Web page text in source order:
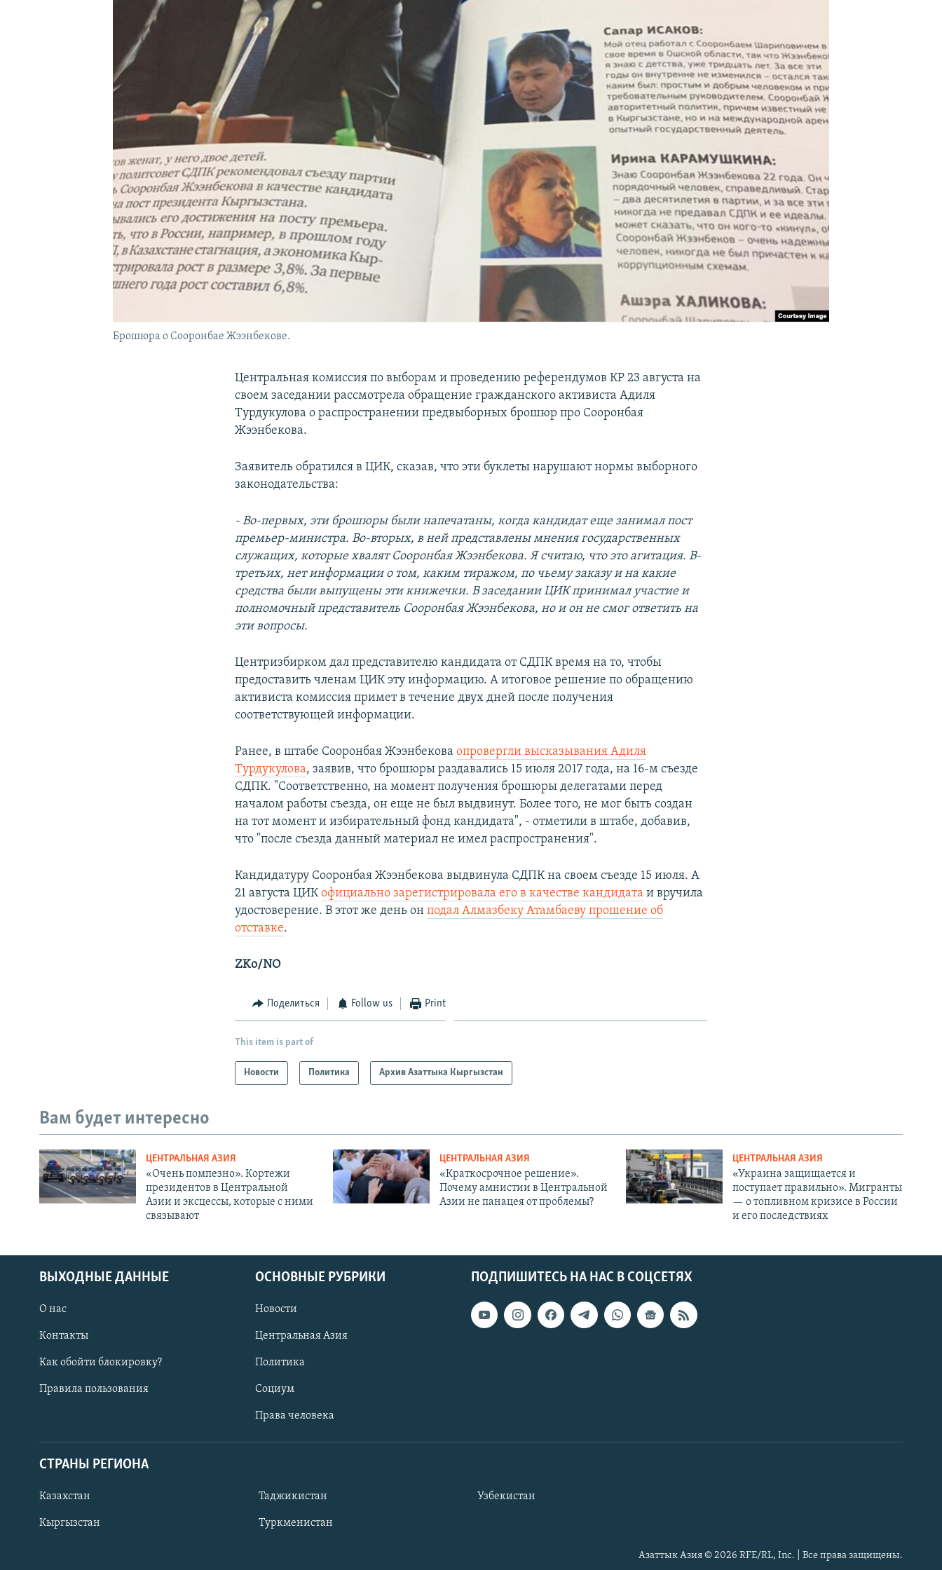
Брошюра о Сооронбае Жээнбекове.
Центральная комиссия по выборам и проведению референдумов КР 23 августа на
своем заседании рассмотрела обращение гражданского активиста Адиля
Турдукулова о распространении предвыборных брошюр про Сооронбая
Жээнбекова.
Заявитель обратился в ЦИК, сказав, что эти буклеты нарушают нормы выборного
законодательства:
- Во-первых, эти брошюры были напечатаны, когда кандидат еще занимал пост
премьер-министра. Во-вторых, в ней представлены мнения государственных
служащих, которые хвалят Сооронбая Жээнбекова. Я считаю, что это агитация. В-
третьих, нет информации о том, каким тиражом, по чьему заказу и на какие
средства были выпущены эти книжечки. В заседании ЦИК принимал участие и
полномочный представитель Сооронбая Жээнбекова, но и он не смог ответить на
эти вопросы.
Центризбирком дал представителю кандидата от СДПК время на то, чтобы
предоставить членам ЦИК эту информацию. А итоговое решение по обращению
активиста комиссия примет в течение двух дней после получения
соответствующей информации.
Ранее, в штабе Сооронбая Жээнбековаопровергли высказывания Адиля
Турдукулова, заявив, что брошюры раздавались 15 июля 2017 года, на 16-м съезде
СДПК. "Соответственно, на момент получения брошюры делегатами перед
началом работы съезда, он еще не был выдвинут. Более того, не мог быть создан
на тот момент и избирательный фонд кандидата", - отметили в штабе, добавив,
что "после съезда данный материал не имел распространения".
Кандидатуру Сооронбая Жээнбекова выдвинула СДПК на своем съезде 15 июля. А
21 августа ЦИКофициально зарегистрировала его в качестве кандидата и вручила
удостоверение. В этот же день онподал Алмазбеку Атамбаеву прошение об
отставке.
ZKo/NO
Поделиться Follow us Print
This item is part of
Новости Политика Архив Азаттыка Кыргызстан
Вам будет интересно
ЦЕНТРАЛЬНАЯ АЗИЯ
«Очень помпезно». Кортежи
президентов в Центральной
Азии и эксцессы, которые с ними
связывают
ЦЕНТРАЛЬНАЯ АЗИЯ
«Краткосрочное решение».
Почему амнистии в Центральной
Азии не панацея от проблемы?
ЦЕНТРАЛЬНАЯ АЗИЯ
«Украина защищается и
поступает правильно». Мигранты
— о топливном кризисе в России
и его последствиях
ПОДПИШИТЕСЬ НА НАС В СОЦСЕТЯХ
ВЫХОДНЫЕ ДАННЫЕ
О нас
Контакты
Как обойти блокировку?
Правила пользования
ОСНОВНЫЕ РУБРИКИ
Новости
Центральная Азия
Политика
Социум
Права человека
СТРАНЫ РЕГИОНА
Казахстан
Кыргызстан
Таджикистан
Туркменистан
Узбекистан
Азаттык Азия © 2026 RFE/RL, Inc. | Все права защищены.